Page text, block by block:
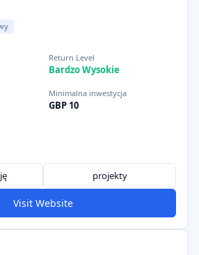
Return Level
Bardzo Wysokie
Minimalna inwestycja
GBP 10
projekty
Visit Website